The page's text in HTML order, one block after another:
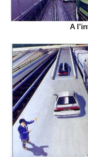
A